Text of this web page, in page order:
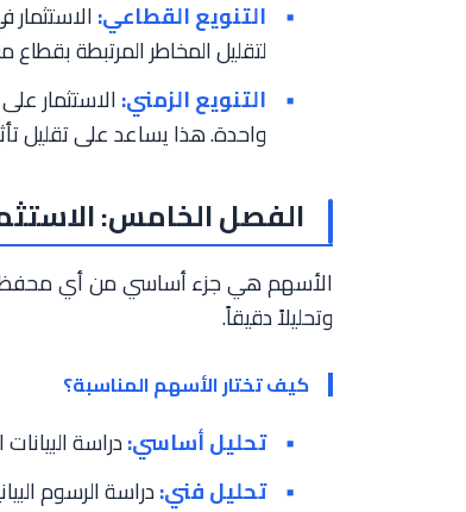
التنويع القطاعي:الاستثمار
لتقليل المخاطر المرتبطة بقطاع
التنويع الزمني:الاستثمار
واحدة. هذا يساعد على تقليل
الفصل الخامس:
الأسهم هي جزء أساسي من أي محفظة
وتحليلاً دقيقاً.
كيف تختار الأسهم المناسبة؟
تحليل أساسي:دراسة
تحليل فني:دراسة الرسوم